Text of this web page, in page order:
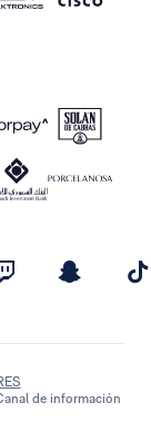
de información